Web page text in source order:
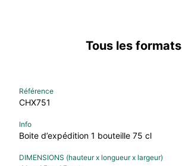
Tous les formats
CHX751
Boite d’expédition 1 bouteille 75 cl